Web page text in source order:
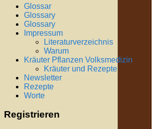
Glossar
Glossary
Glossary
Impressum
Literaturverzeichnis
Warum
Kräuter Pflanzen Volksmedizin
Kräuter und Rezepte
Newsletter
Rezepte
Worte
Registrieren